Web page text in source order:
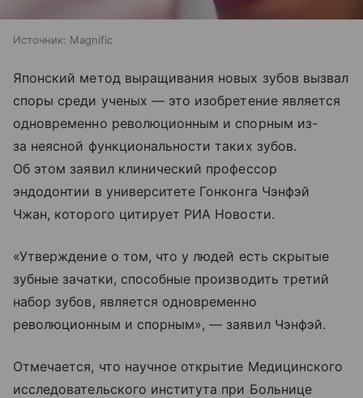
Источник: Magnific
Японский метод выращивания новых зубов вызвал
споры среди ученых — это изобретение является
одновременно революционным и спорным из-
за неясной функциональности таких зубов.
Об этом заявил клинический профессор
эндодонтии в университете Гонконга Чэнфэй
Чжан, которого цитирует РИА Новости.
«Утверждение о том, что у людей есть скрытые
зубные зачатки, способные производить третий
набор зубов, является одновременно
революционным и спорным», — заявил Чэнфэй.
Отмечается, что научное открытие Медицинского
исследовательского института при Больнице